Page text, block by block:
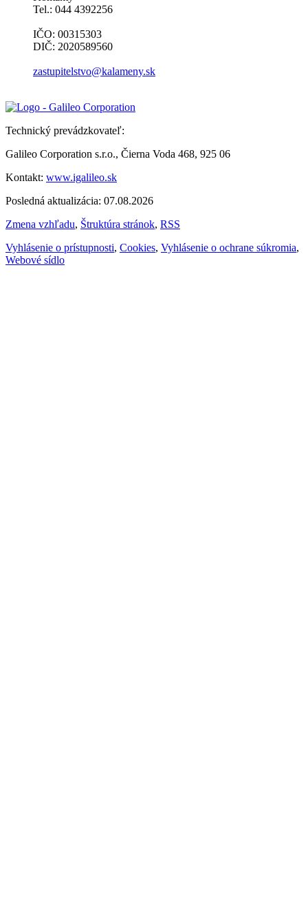
Tel.: 044 4392256
IČO: 00315303
DIČ: 2020589560
zastupitelstvo@kalameny.sk
Technický prevádzkovateľ:
Galileo Corporation s.r.o., Čierna Voda 468, 925 06
Kontakt: www.igalileo.sk
Posledná aktualizácia: 07.08.2026
Zmena vzhľadu, Štruktúra stránok, RSS
Vyhlásenie o prístupnosti, Cookies, Vyhlásenie o ochrane súkromia,
Webové sídlo